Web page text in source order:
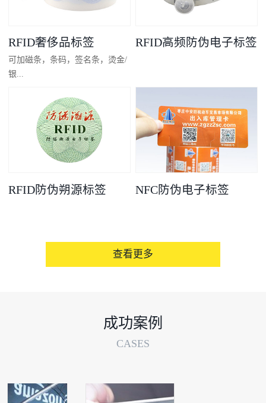
RFID奢侈品标签
可加磁条，条码，签名条，烫金/
银...
凸码，金/银底
RFID高频防伪电子标签
RFID防伪朔源标签 NFC防伪电子标签
查看更多
成功案例
CASES